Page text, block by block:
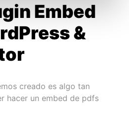
Embed
&
creado es algo tan
hacer un embed de pdfs